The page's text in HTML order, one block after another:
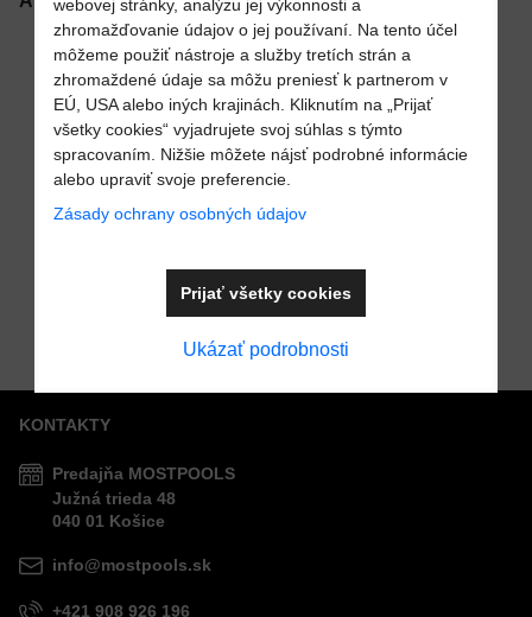
VAŠA OTÁZKA K PRODUKTU
Do košíka
Pridať k Obľúbeným
KONTAKTY
Predajňa MOSTPOOLS
Južná trieda 48
040 01 Košice
info@mostpools.sk
+421 908 926 196
webovej stránky, analýzu jej výkonnosti a
zhromažďovanie údajov o jej používaní. Na tento účel
môžeme použiť nástroje a služby tretích strán a
zhromaždené údaje sa môžu preniesť k partnerom v
EÚ, USA alebo iných krajinách. Kliknutím na „Prijať
všetky cookies“ vyjadrujete svoj súhlas s týmto
spracovaním. Nižšie môžete nájsť podrobné informácie
alebo upraviť svoje preferencie.
Zásady ochrany osobných údajov
Ukázať podrobnosti
Prijať všetky cookies